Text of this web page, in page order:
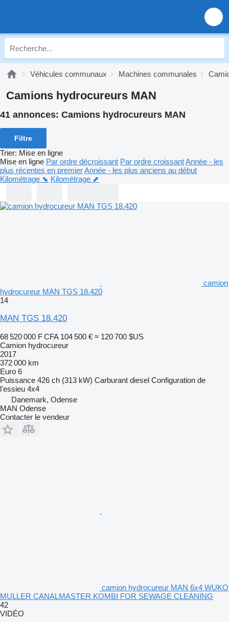
Véhicules communaux Machines communales
Camions hydrocureurs MAN
41 annonces: Camions hydrocureurs MAN
Filtre
Trier: Mise en ligne
Mise en ligne Par ordre décroissant Par ordre croissantAnnée - les
plus récentes en premierAnnée - les plus anciens au début
Kilométrage ⬊ Kilométrage ⬈
camion
hydrocureur MAN TGS 18.420
14
MAN TGS 18.420
68 520 000 F CFA 104 500 € ≈ 120 700 $US
Camion hydrocureur
2017
372 000 km
Euro 6
Puissance 426 ch (313 kW) Carburant diesel Configuration de
l'essieu 4x4
Danemark, Odense
MAN Odense
Contacter le vendeur
camion hydrocureur MAN 6x4 WUKO
MULLER CANALMASTER KOMBI FOR SEWAGE CLEANING
42
VIDÉO